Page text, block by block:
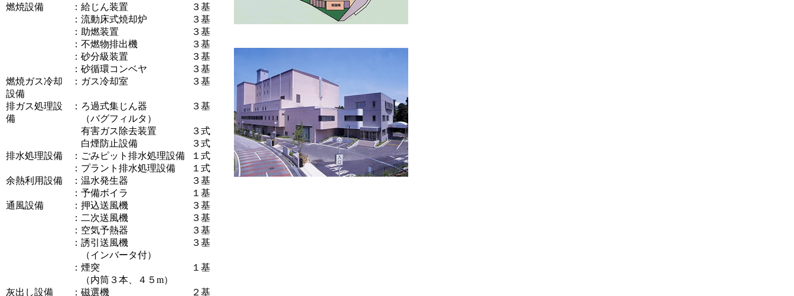
燃焼設備
： 給じん装置
３基
： 流動床式焼却炉
３基
： 助燃装置
３基
： 不燃物排出機
３基
： 砂分級装置
３基
： 砂循環コンベヤ
３基
燃焼ガス冷却
設備
： ガス冷却室 ３基
排ガス処理設
備
： ろ過式集じん器
（バグフィルタ）
有害ガス除去装置
白煙防止設備
３基
３式
３式
排水処理設備
： ごみピット排水処理設備
１式
： プラント排水処理設備
１式
余熱利用設備
： 温水発生器
３基
： 予備ボイラ
１基
通風設備
： 押込送風機
３基
： 二次送風機
３基
： 空気予熱器
３基
： 誘引送風機
（インバータ付）
３基
： 煙突
（内筒３本、４５m）
１基
灰出し設備 ： 磁選機 ２基